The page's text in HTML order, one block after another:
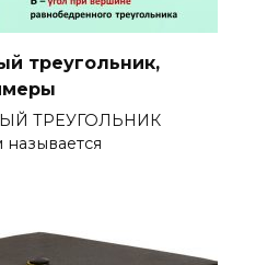
треугольник,
ТРЕУГОЛЬНИК